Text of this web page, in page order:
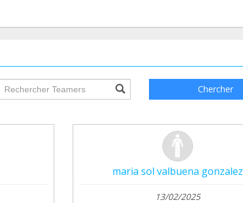
groupProfile.searchForm.search.text??? Chercher
maria sol valbuena gonzalez
13/02/2025